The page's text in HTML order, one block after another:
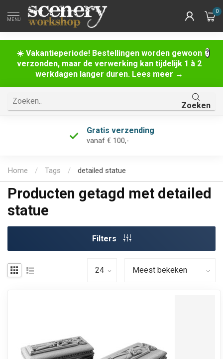
☀️ Vakantieperiode! Bestellingen worden gewoon
verzonden, maar de verwerking kan tijdelijk 1 à 2
werkdagen langer duren. Lees meer →
MENU
0
Zoeken
Gratis verzending
vanaf € 100,-
Home / Tags / detailed statue
Producten getagd met detailed
statue
Filters